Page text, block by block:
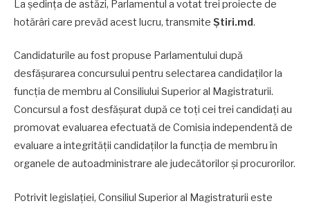
La ședința de astăzi, Parlamentul a votat trei proiecte de
hotărâri care prevăd acest lucru, transmite Știri.md.
Candidaturile au fost propuse Parlamentului după
desfășurarea concursului pentru selectarea candidaților la
funcția de membru al Consiliului Superior al Magistraturii.
Concursul a fost desfășurat după ce toți cei trei candidați au
promovat evaluarea efectuată de Comisia independentă de
evaluare a integrității candidaților la funcția de membru în
organele de autoadministrare ale judecătorilor și procurorilor.
Potrivit legislației, Consiliul Superior al Magistraturii este